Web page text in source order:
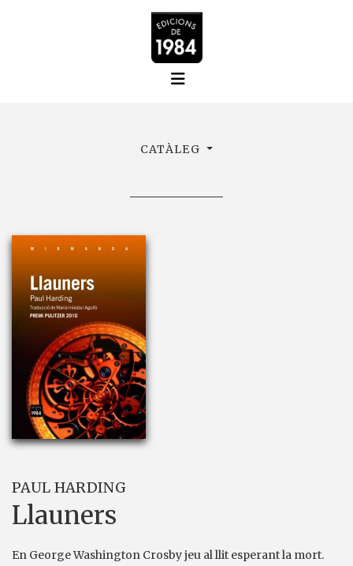
CATÀLEG
PAUL HARDING
Llauners
En George Washington Crosby jeu al llit esperant la mort.